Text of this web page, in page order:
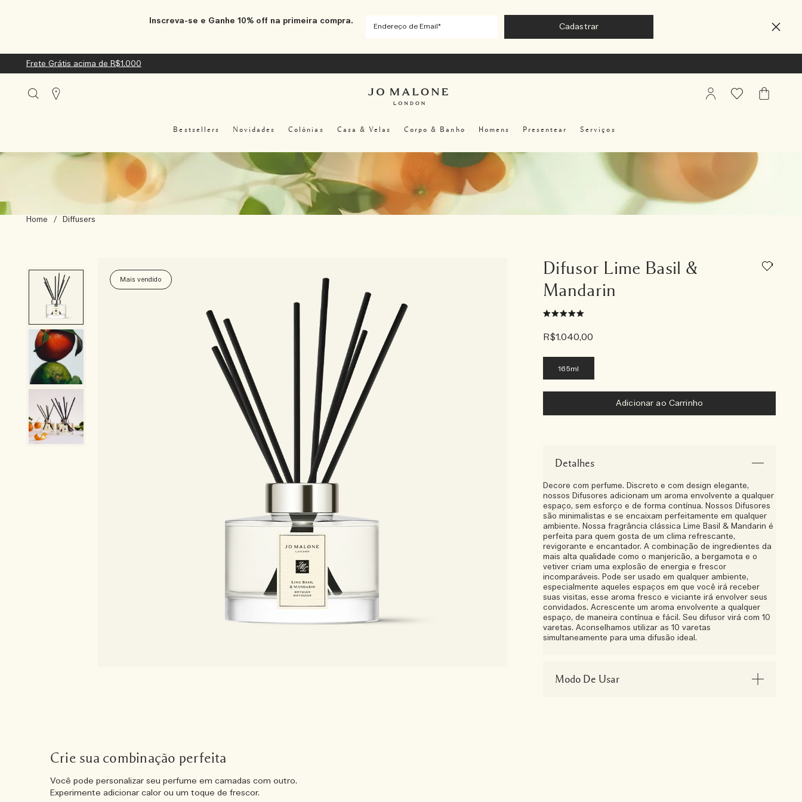
Inscreva-se e Ganhe 10% off na primeira compra.
Frete Grátis acima de R$1.000
Bestsellers Novidades Colônias Casa & Velas Corpo & Banho Homens Presentear Serviços
Stores
My
FavoritosMeu
Home / Diffusers
Mais vendido
Difusor Lime Basil &
Mandarin
R$1.040,00
165ml
Adicionar ao Carrinho
Detalhes
Decore com perfume. Discreto e com design elegante,
nossos Difusores adicionam um aroma envolvente a qualquer
espaço, sem esforço e de forma contínua. Nossos Difusores
são minimalistas e se encaixam perfeitamente em qualquer
ambiente. Nossa fragrância clássica Lime Basil & Mandarin é
perfeita para quem gosta de um clima refrescante,
revigorante e encantador. A combinação de ingredientes da
mais alta qualidade como o manjericão, a bergamota e o
vetiver criam uma explosão de energia e frescor
incomparáveis. Pode ser usado em qualquer ambiente,
especialmente aqueles espaços em que você irá receber
suas visitas, esse aroma fresco e viciante irá envolver seus
convidados. Acrescente um aroma envolvente a qualquer
espaço, de maneira contínua e fácil. Seu difusor virá com 10
varetas. Aconselhamos utilizar as 10 varetas
simultaneamente para uma difusão ideal.
Modo De Usar
Crie sua combinação perfeita
Você pode personalizar seu perfume em camadas com outro.
Experimente adicionar calor ou um toque de frescor.